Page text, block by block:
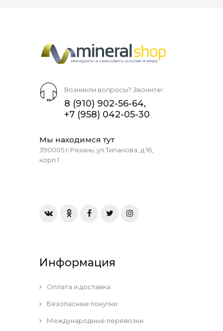
Возникли вопросы? Звоните!
8 (910) 902-56-64,
+7 (958) 042-05-30
Мы находимся тут
390005 г.Рязань, ул.Типанова, д.16,
корп.1
Информация
Оплата и доставка
Безопасные покупки
Международные перевозки